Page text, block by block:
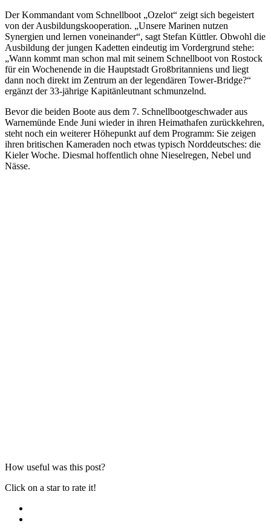
Der Kommandant vom Schnellboot „Ozelot“ zeigt sich begeistert
von der Ausbildungskooperation. „Unsere Marinen nutzen
Synergien und lernen voneinander“, sagt Stefan Küttler. Obwohl die
Ausbildung der jungen Kadetten eindeutig im Vordergrund stehe:
„Wann kommt man schon mal mit seinem Schnellboot von Rostock
für ein Wochenende in die Hauptstadt Großbritanniens und liegt
dann noch direkt im Zentrum an der legendären Tower-Bridge?“
ergänzt der 33-jährige Kapitänleutnant schmunzelnd.
Bevor die beiden Boote aus dem 7. Schnellbootgeschwader aus
Warnemünde Ende Juni wieder in ihren Heimathafen zurückkehren,
steht noch ein weiterer Höhepunkt auf dem Programm: Sie zeigen
ihren britischen Kameraden noch etwas typisch Norddeutsches: die
Kieler Woche. Diesmal hoffentlich ohne Nieselregen, Nebel und
Nässe.
How useful was this post?
Click on a star to rate it!